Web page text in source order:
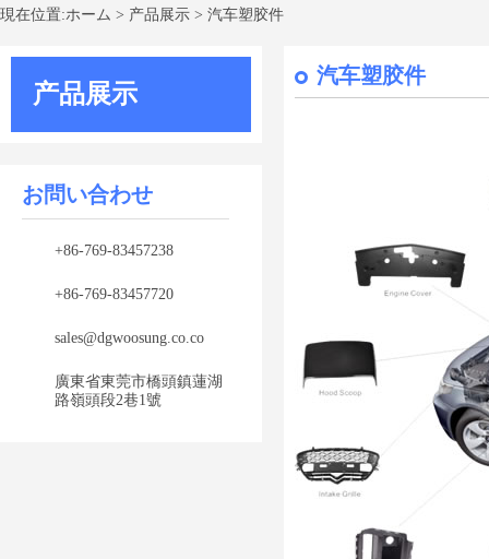
現在位置:ホーム > 产品展示 > 汽车塑胶件
汽车塑胶件
产品展示
お問い合わせ
+86-769-83457238
+86-769-83457720
sales@dgwoosung.co.co
廣東省東莞市橋頭鎮蓮湖
路嶺頭段2巷1號